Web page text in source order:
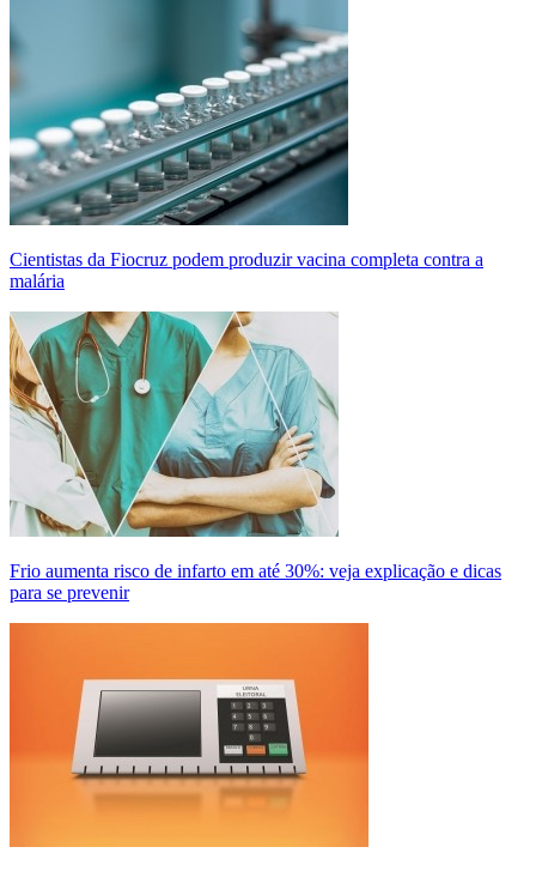
Cientistas da Fiocruz podem produzir vacina completa contra a
malária
Frio aumenta risco de infarto em até 30%: veja explicação e dicas
para se prevenir